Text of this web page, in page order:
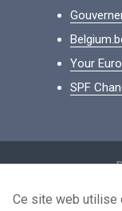
Your
SPF
Ce site web utilise